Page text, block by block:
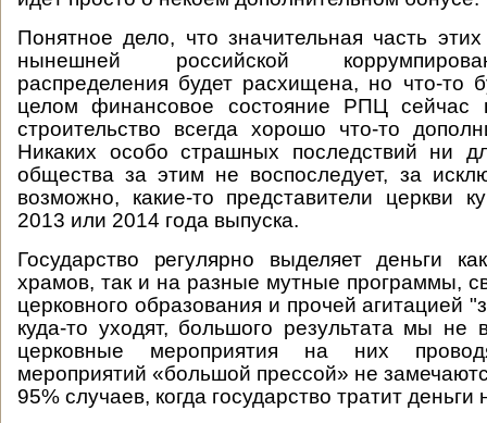
Понятное дело, что значительная часть
нынешней российской
распределения будет расхищена, но что-то
целом финансовое состояние РПЦ
строительство всегда хорошо что-то
Никаких особо страшных последствий ни
общества за этим не воспоследует, за
возможно, какие-то представители церкви
2013 или 2014 года выпуска.
Государство регулярно выделяет деньги
храмов, так и на разные мутные программы,
церковного образования и прочей агитацией
куда-то уходят, большого результата мы не
церковные мероприятия на них
мероприятий «большой прессой» не
95% случаев, когда государство тратит деньги